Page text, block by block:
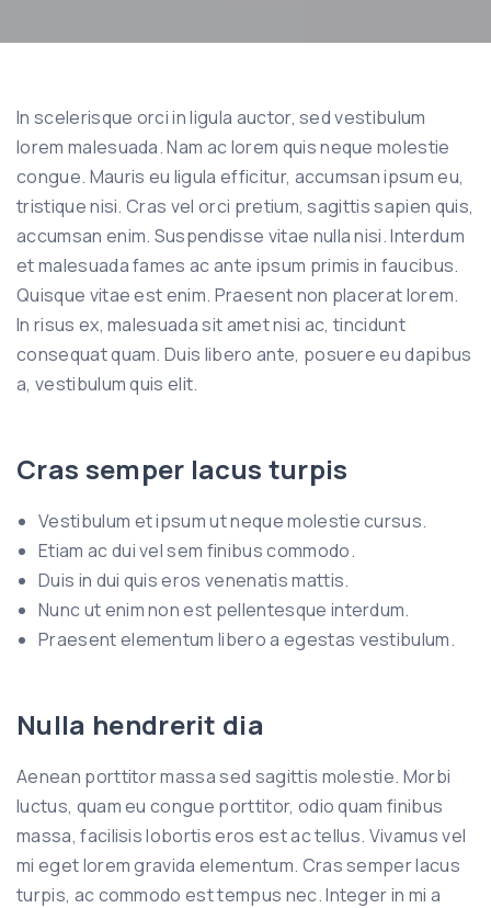
In scelerisque orci in ligula auctor, sed vestibulum
lorem malesuada. Nam ac lorem quis neque molestie
congue. Mauris eu ligula efficitur, accumsan ipsum eu,
tristique nisi. Cras vel orci pretium, sagittis sapien quis,
accumsan enim. Suspendisse vitae nulla nisi. Interdum
et malesuada fames ac ante ipsum primis in faucibus.
Quisque vitae est enim. Praesent non placerat lorem.
In risus ex, malesuada sit amet nisi ac, tincidunt
consequat quam. Duis libero ante, posuere eu dapibus
a, vestibulum quis elit.
Cras semper lacus turpis
Vestibulum et ipsum ut neque molestie cursus.
Etiam ac dui vel sem finibus commodo.
Duis in dui quis eros venenatis mattis.
Nunc ut enim non est pellentesque interdum.
Praesent elementum libero a egestas vestibulum.
Nulla hendrerit dia
Aenean porttitor massa sed sagittis molestie. Morbi
luctus, quam eu congue porttitor, odio quam finibus
massa, facilisis lobortis eros est ac tellus. Vivamus vel
mi eget lorem gravida elementum. Cras semper lacus
turpis, ac commodo est tempus nec. Integer in mi a